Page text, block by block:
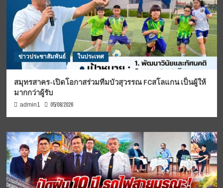
ข่าวประชาสัมพันธ์ ในประเทศ
สมุทรสาคร-เปิดโอกาสร่วมทีมบัวสุวรรณ FCสโลแกน เป็นผู้ให้
มากกว่าผู้รับ
admin1 05/08/2026